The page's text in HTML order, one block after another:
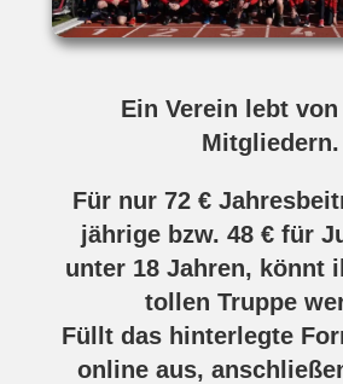
Ein Verein lebt
Mitgliedern.
Für nur 72 €
jährige bzw. 48 € für
unter 18 Jahren, könnt
tollen Truppe
Füllt das hinterlegte
online aus,